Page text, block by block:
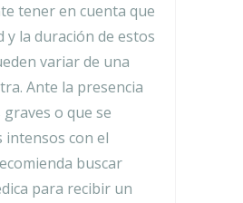
tener en cuenta que
y la duración de estos
variar de una
Ante la presencia
o que se
intensos con el
buscar
para recibir un